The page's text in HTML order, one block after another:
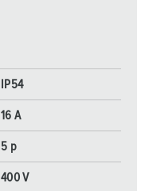
IP54
16 A
5 p
400 V